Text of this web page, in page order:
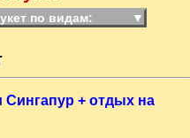
по видам: ▼
Сингапур + отдых на